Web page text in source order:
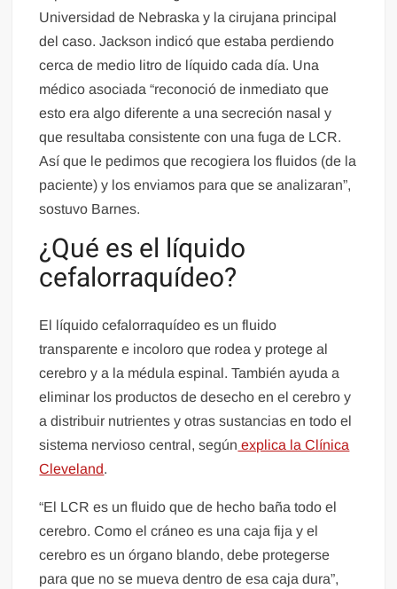
Universidad de Nebraska y la cirujana principal
del caso. Jackson indicó que estaba perdiendo
cerca de medio litro de líquido cada día. Una
médico asociada “reconoció de inmediato que
esto era algo diferente a una secreción nasal y
que resultaba consistente con una fuga de LCR.
Así que le pedimos que recogiera los fluidos (de la
paciente) y los enviamos para que se analizaran”,
sostuvo Barnes.
¿Qué es el líquido
cefalorraquídeo?
El líquido cefalorraquídeo es un fluido
transparente e incoloro que rodea y protege al
cerebro y a la médula espinal. También ayuda a
eliminar los productos de desecho en el cerebro y
a distribuir nutrientes y otras sustancias en todo el
sistema nervioso central, según explica la Clínica
Cleveland.
“El LCR es un fluido que de hecho baña todo el
cerebro. Como el cráneo es una caja fija y el
cerebro es un órgano blando, debe protegerse
para que no se mueva dentro de esa caja dura”,